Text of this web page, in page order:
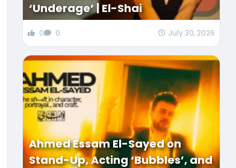
‘Underage’ | El-Shai
0 0 July 30, 2026
Ahmed Essam El-Sayed on
Stand-Up, Acting ‘Bubbles’, and